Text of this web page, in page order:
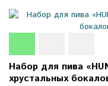
Набор для пива
хрустальных